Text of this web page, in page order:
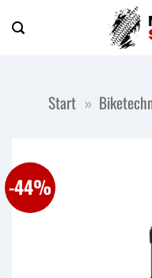
Inhalt
Start »
-44%